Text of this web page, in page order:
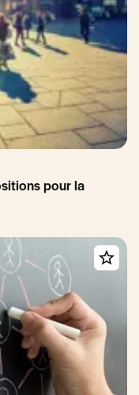
pour la